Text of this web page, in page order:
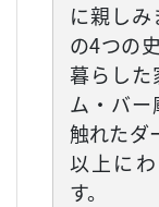
に親し
の4つの
暮らした
ム・バー
触れたダ
以上に
す。